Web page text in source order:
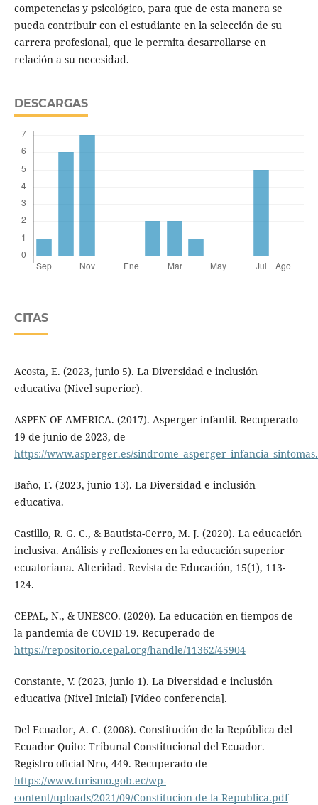
competencias y psicológico, para que de esta manera se
pueda contribuir con el estudiante en la selección de su
carrera profesional, que le permita desarrollarse en
relación a su necesidad.
DESCARGAS
CITAS
Acosta, E. (2023, junio 5). La Diversidad e inclusión
educativa (Nivel superior).
ASPEN OF AMERICA. (2017). Asperger infantil. Recuperado
19 de junio de 2023, de
https://www.asperger.es/
Baño, F. (2023, junio 13). La Diversidad e inclusión
educativa.
Castillo, R. G. C., & Bautista-Cerro, M. J. (2020). La educación
inclusiva. Análisis y reflexiones en la educación superior
ecuatoriana. Alteridad. Revista de Educación, 15(1), 113-
124.
CEPAL, N., & UNESCO. (2020). La educación en tiempos de
la pandemia de COVID-19. Recuperado de
https://repositorio.cepal.org/handle/11362/45904
Constante, V. (2023, junio 1). La Diversidad e inclusión
educativa (Nivel Inicial) [Vídeo conferencia].
Del Ecuador, A. C. (2008). Constitución de la República del
Ecuador Quito: Tribunal Constitucional del Ecuador.
Registro oficial Nro, 449. Recuperado de
https://www.turismo.gob.ec/wp-
content/uploads/2021/09/Constitucion-de-la-Republica.pdf